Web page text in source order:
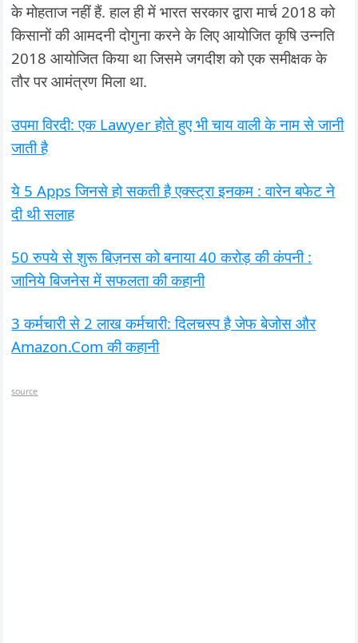
के मोहताज नहीं हैं. हाल ही में भारत सरकार द्वारा मार्च 2018 को
किसानों की आमदनी दोगुना करने के लिए आयोजित कृषि उन्नति
2018 आयोजित किया था जिसमे जगदीश को एक समीक्षक के
तौर पर आमंत्रण मिला था.
उपमा विरदी: एक Lawyer होते हुए भी चाय वाली के नाम से जानी
जाती है
ये 5 Apps जिनसे हो सकती है एक्स्ट्रा इनकम : वारेन बफेट ने
दी थी सलाह
50 रुपये से शुरू बिज़नस को बनाया 40 करोड़ की कंपनी :
जानिये बिजनेस में सफलता की कहानी
3 कर्मचारी से 2 लाख कर्मचारी: दिलचस्प है जेफ बेजोस और
Amazon.Com की कहानी
source